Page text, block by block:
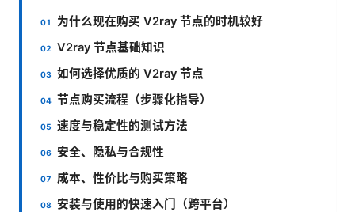
为什么现在购买 V2ray 节点的时机较好
V2ray 节点基础知识
如何选择优质的 V2ray 节点
节点购买流程（步骤化指导）
速度与稳定性的测试方法
安全、隐私与合规性
成本、性价比与购买策略
安装与使用的快速入门（跨平台）